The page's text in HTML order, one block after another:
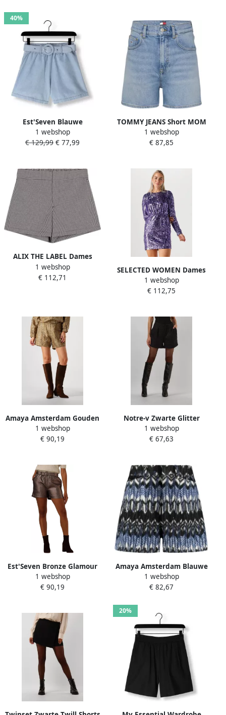
40%
Est'Seven Blauwe
veelzijdige shorts voor
vrouwen Blue Dames
1 webshop
€ 129,99 € 77,99
TOMMY JEANS Short MOM
SHORT BI0112 met logo-
badge in blauwe wassing
1 webshop
€ 87,85
ALIX THE LABEL Dames
Broeken Ladies Woven
Boucle Shorts Zwart
1 webshop
€ 112,71
SELECTED WOMEN Dames
Jurken Slfari-colyn Ls Short
Sequins Paars
1 webshop
€ 112,75
Amaya Amsterdam Gouden
Glamour Shorts Lovi Yellow
Dames
1 webshop
€ 90,19
Notre-v Zwarte Glitter
Shorts voor Vrouwen Black
Dames
1 webshop
€ 67,63
Est'Seven Bronze Glamour
Shorts Brown Dames
1 webshop
€ 90,19
Amaya Amsterdam Blauwe
Shorts Tessy voor Vrouwen
Multicolor Dames
1 webshop
€ 82,67
20%